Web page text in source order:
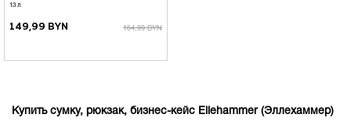
13 л
149,99 BYN 164,99 BYN
Купить сумку, рюкзак, бизнес-кейс Ellehammer (Эллехаммер)